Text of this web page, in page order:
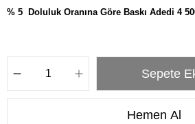
% 5 Doluluk Oranına Göre Baskı Adedi 4